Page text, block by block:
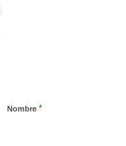
Nombre *